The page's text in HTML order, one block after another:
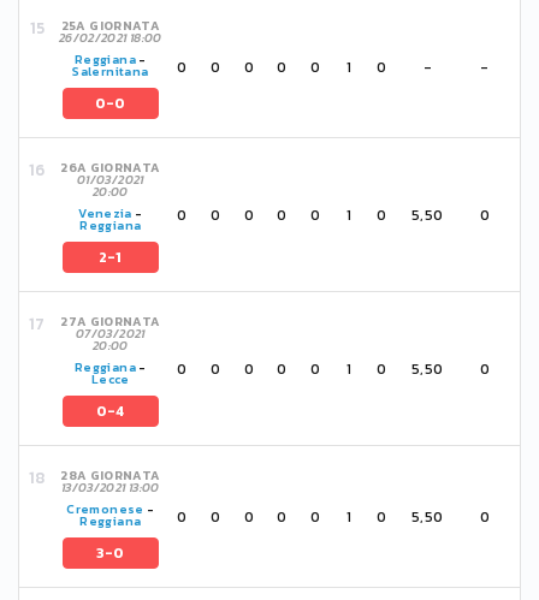
25A GIORNATA
26/02/2021 18:00
Reggiana-
Salernitana
0-0
0 0 0 0 0 1 0 - -
26A GIORNATA
01/03/2021
20:00
Venezia -
Reggiana
2-1
0 0 0 0 0 1 0 5,50 0
27A GIORNATA
07/03/2021
20:00
Reggiana-
Lecce
0-4
0 0 0 0 0 1 0 5,50 0
28A GIORNATA
13/03/2021 13:00
Cremonese -
Reggiana
3-0
0 0 0 0 0 1 0 5,50 0